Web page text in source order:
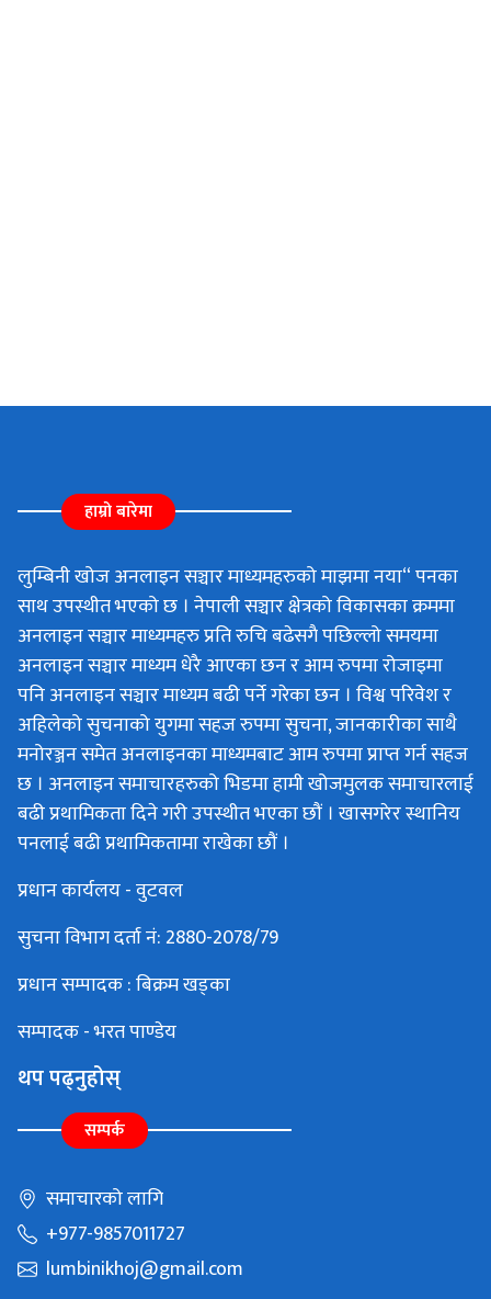
हाम्रो बारेमा
लुम्बिनी खोज अनलाइन सञ्चार माध्यमहरुको माझमा नया“ पनका
साथ उपस्थीत भएको छ । नेपाली सञ्चार क्षेत्रको विकासका क्रममा
अनलाइन सञ्चार माध्यमहरु प्रति रुचि बढेसगै पछिल्लो समयमा
अनलाइन सञ्चार माध्यम धेरै आएका छन र आम रुपमा रोजाइमा
पनि अनलाइन सञ्चार माध्यम बढी पर्ने गरेका छन । विश्व परिवेश र
अहिलेको सुचनाको युगमा सहज रुपमा सुचना, जानकारीका साथै
मनोरञ्जन समेत अनलाइनका माध्यमबाट आम रुपमा प्राप्त गर्न सहज
छ । अनलाइन समाचारहरुको भिडमा हामी खोजमुलक समाचारलाई
बढी प्रथामिकता दिने गरी उपस्थीत भएका छौं । खासगरेर स्थानिय
पनलाई बढी प्रथामिकतामा राखेका छौं ।
प्रधान कार्यलय - वुटवल
सुचना विभाग दर्ता नं: 2880-2078/79
प्रधान सम्पादक : बिक्रम खड्का
सम्पादक - भरत पाण्डेय
थप पढ्नुहोस्
सम्पर्क
समाचारको लागि
+977-9857011727
lumbinikhoj@gmail.com